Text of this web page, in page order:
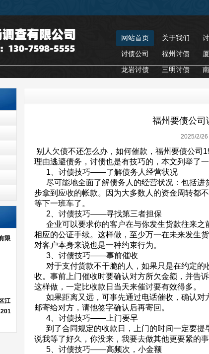
网站首页 关于我们
讨债公司
福州讨债
龙岩讨债
三明讨债
限
江
福州要债公司
2025/2/
别人欠债不还怎么办，如何催款，福州要债公司
理由逃避债务，讨债也是有技巧的，本文列举了
1、讨债技巧——了解债务人经营状况
尽可能地全面了解债务人的经营状况：包括进
步拿到应收的帐款。因为大多数人的资金周转都
等下一班车了。
2、讨债技巧——寻找第三者担保
企业可以要求你的客户在与你发生货款往来之
相应的公证手续。这样做，至少万一在未来发生
对客户本身来说也是一种约束行为。
3、讨债技巧——事前催收
对于支付货款不干脆的人，如果只是在约定的
收。事前上门催收时要确认对方所欠金额，并告
这样做，一定比收款日当天来催讨要有效得多。
如果距离又远，可事先通过电话催收，确认对
邮寄给对方，请他签字确认后再寄回。
4、讨债技巧——上门要早
到了合同规定的收款日，上门的时间一定要提
说我等了好久，你没来，我要去做其他更要紧的事
5、讨债技巧——高频次，小金额